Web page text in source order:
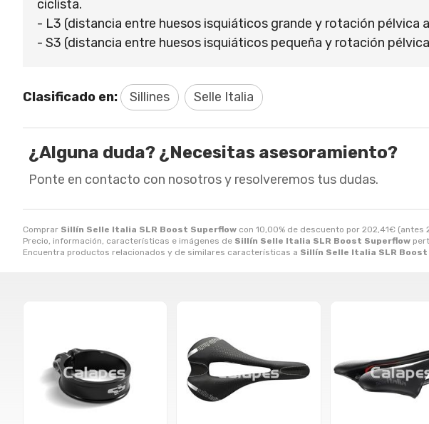
Comprar Sillín Selle Italia SLR Boost Superflow con 10,00% de descuento por 202,41€ (antes
Precio, información, características e imágenes de Sillín Selle Italia SLR Boost Superflow
Encuentra productos relacionados y de similares características a Sillín Selle Italia SLR
ciclista.
- L3 (distancia entre huesos isquiáticos grande y rotación pélvica
- S3 (distancia entre huesos isquiáticos pequeña y rotación
Clasificado en: Sillines Selle Italia
¿Alguna duda? ¿Necesitas asesoramiento?
Ponte en contacto con nosotros y resolveremos tus dudas.